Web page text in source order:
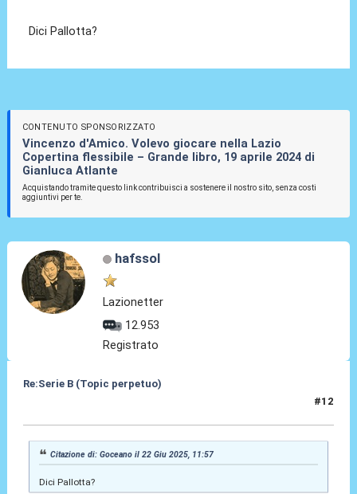
Dici Pallotta?
CONTENUTO SPONSORIZZATO
Vincenzo d'Amico. Volevo giocare nella Lazio
Copertina flessibile – Grande libro, 19 aprile 2024 di
Gianluca Atlante
Acquistando tramite questo link contribuisci a sostenere il nostro sito, senza costi
aggiuntivi per te.
hafssol
Lazionetter
12.953
Registrato
Re:Serie B (Topic perpetuo)
#12
Citazione di: Goceano il 22 Giu 2025, 11:57
Dici Pallotta?